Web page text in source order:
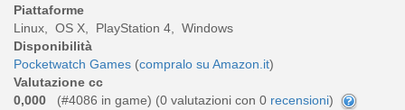
Piattaforme
Linux, OS X, PlayStation 4, Windows
Disponibilità
Pocketwatch Games (compralo su Amazon.it)
Valutazione cc
0,000
(#4086 in game) (0 valutazioni con 0 recensioni)